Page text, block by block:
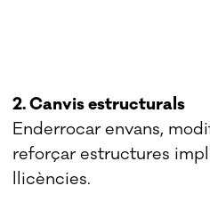
2. Canvis estructurals
Enderrocar envans,
reforçar estructures
llicències.